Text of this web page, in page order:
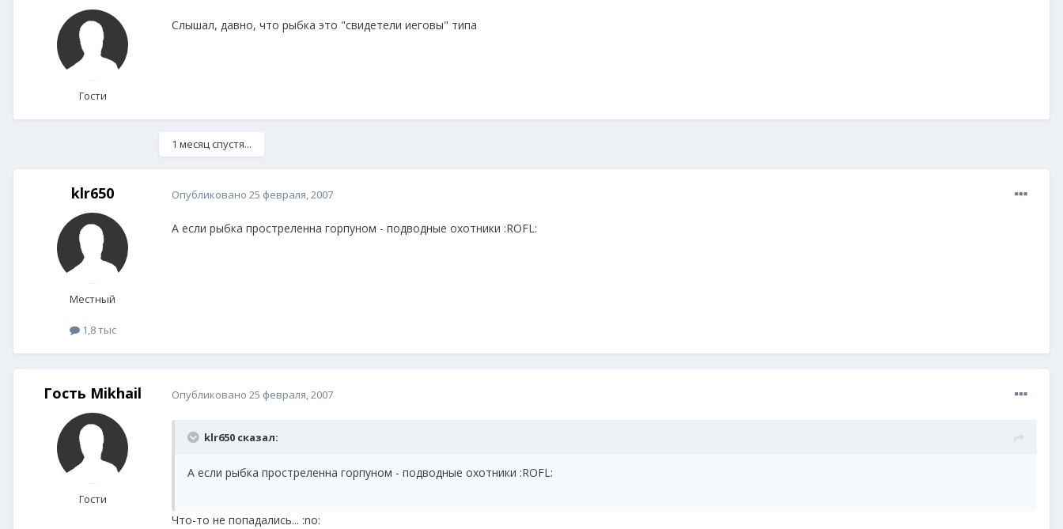
Гости
Слышал, давно, что рыбка это "свидетели иеговы" типа
1 месяц спустя...
klr650
Местный
1,8 тыс
Опубликовано 25 февраля, 2007
А если рыбка простреленна горпуном - подводные охотники :ROFL:
Гость Mikhail
Гости
Опубликовано 25 февраля, 2007
klr650 сказал:
А если рыбка простреленна горпуном - подводные охотники :ROFL:
Что-то не попадались... :no: